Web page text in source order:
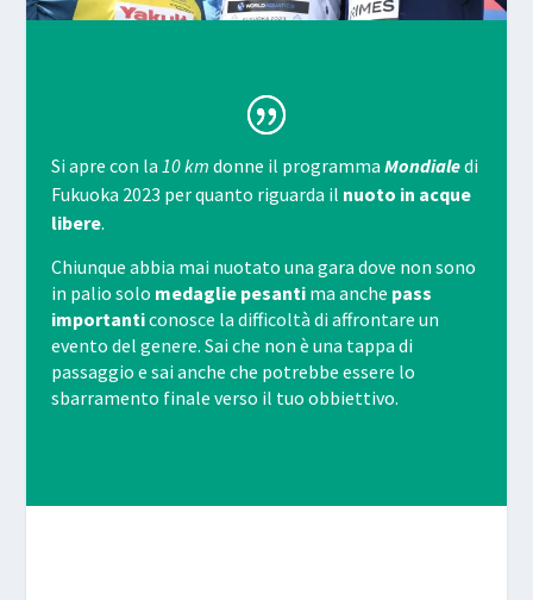
Si apre con la 10 km donne il programma Mondialedi
Fukuoka 2023 per quanto riguarda il nuoto in acque
libere.
Chiunque abbia mai nuotato una gara dove non sono
in palio solo medaglie pesantima anche pass
importanticonosce la difficoltà di affrontare un
evento del genere. Sai che non è una tappa di
passaggio e sai anche che potrebbe essere lo
sbarramento finale verso il tuo obbiettivo.